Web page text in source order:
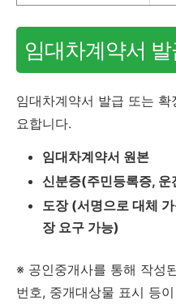
임대차계약서
임대차계약서 발급 또는
요합니다.
임대차계약서 원본
신분증(주민등록증, 운
도장 (서명으로 대체
장 요구 가능)
※ 공인중개사를 통해 작성
번호, 중개대상물 표시 등